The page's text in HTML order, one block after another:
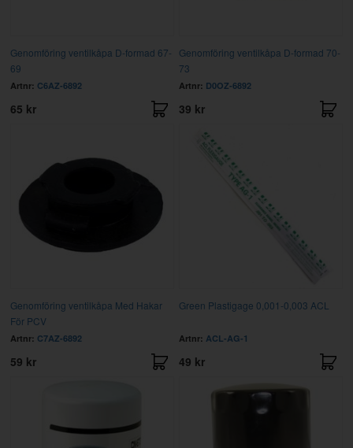
Genomföring ventilkåpa D-formad 67-
69
Artnr: C6AZ-6892
65 kr
Genomföring ventilkåpa D-formad 70-
73
Artnr: D0OZ-6892
39 kr
Genomföring ventilkåpa Med Hakar
För PCV
Artnr: C7AZ-6892
59 kr
Green Plastigage 0,001-0,003 ACL
Artnr: ACL-AG-1
49 kr